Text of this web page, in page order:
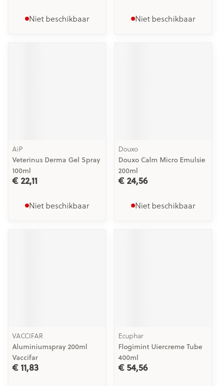
Niet beschikbaar Niet beschikbaar
AiP
Veterinus Derma Gel Spray
100ml
€ 22,11
Niet beschikbaar
Douxo
Douxo Calm Micro Emulsie
200ml
€ 24,56
Niet beschikbaar
VACCIFAR
Aluminiumspray 200ml
Vaccifar
€ 11,83
Ecuphar
Flogimint Uiercreme Tube
400ml
€ 54,56